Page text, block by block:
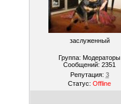
заслуженный
Группа: Модераторы
Сообщений: 2351
Репутация: 3
Статус: Offline